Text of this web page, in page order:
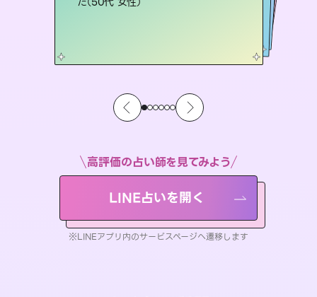
高評価の占い師を見てみよう
LINE占いを開く
※LINEアプリ内のサービスページへ遷移します